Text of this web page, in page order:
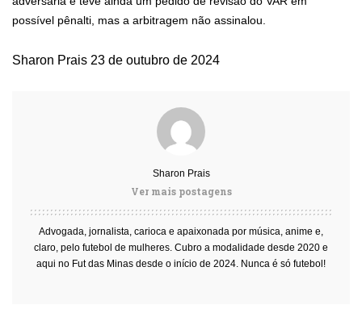
possível pênalti, mas a arbitragem não assinalou.
Sharon Prais 23 de outubro de 2024
Sharon Prais
Ver mais postagens
Advogada, jornalista, carioca e apaixonada por música, anime e,
claro, pelo futebol de mulheres. Cubro a modalidade desde 2020 e
aqui no Fut das Minas desde o início de 2024. Nunca é só futebol!